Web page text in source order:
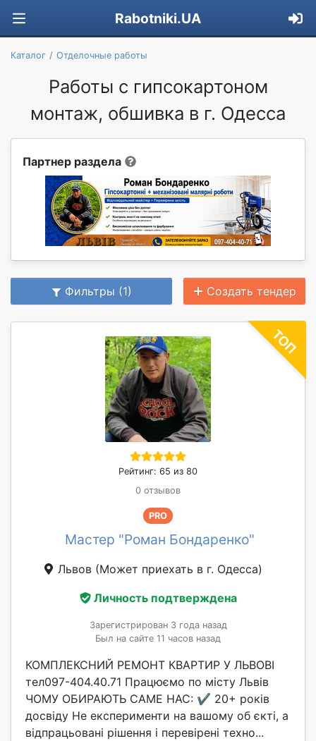
Rabotniki.UA
Каталог Отделочные работы
Работы с гипсокартоном
монтаж, обшивка в г. Одесса
Партнер раздела
Фильтры (1) Создать тендер
Рейтинг: 65 из 80
0 отзывов
PRO
Мастер "Роман Бондаренко"
Львов (Может приехать в г. Одесса)
Личность подтверждена
Зарегистрирован 3 года назад
Был на сайте 11 часов назад
КОМПЛЕКСНИЙ РЕМОНТ КВАРТИР У ЛЬВОВІ
тел097-404.40.71 Працюємо по місту Львів
ЧОМУ ОБИРАЮТЬ САМЕ НАС: ✔️ 20+ років
досвіду Не експерименти на вашому об єкті, а
відпрацьовані рішення і перевірені техно...